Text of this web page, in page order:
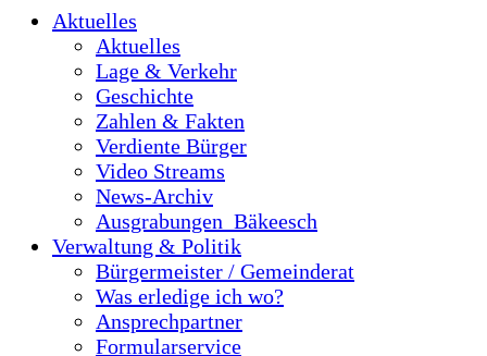
Aktuelles
Aktuelles
Lage & Verkehr
Geschichte
Zahlen & Fakten
Verdiente Bürger
Video Streams
News-Archiv
Ausgrabungen_Bäkeesch
Verwaltung & Politik
Bürgermeister / Gemeinderat
Was erledige ich wo?
Ansprechpartner
Formularservice